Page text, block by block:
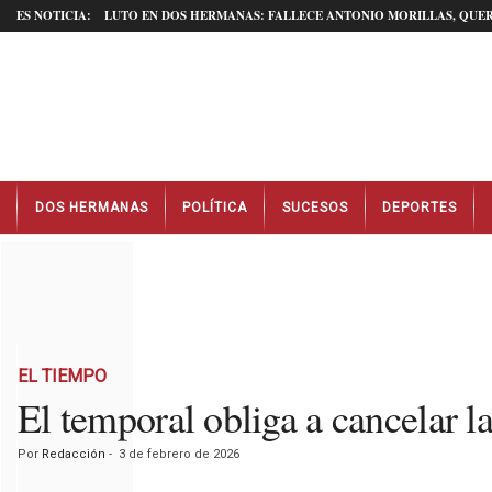
ES NOTICIA: LUTO EN DOS HERMANAS: FALLECE ANTONIO MORILLAS,
t
DOS HERMANAS POLÍTICA SUCESOS DEPORTES
EL TIEMPO
El temporal obliga a cancelar
Por Redacción - 3 de febrero de 2026